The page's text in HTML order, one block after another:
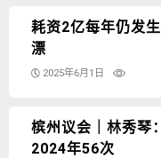
耗资2亿每年仍发
漂
2025年6月1日
槟州议会｜林秀琴
2024年56次